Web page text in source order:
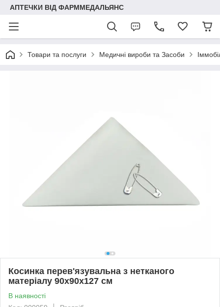
АПТЕЧКИ ВІД ФАРММЕДАЛЬЯНС
Товари та послуги Медичні вироби та Засоби
Косинка перев'язувальна з нетканого
матеріалу 90х90х127 см
В наявності